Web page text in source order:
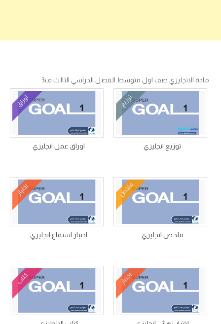
مادة الانجليزي صف اول متوسط الفصل الدراسي الثالث ف3
توزيع
توزيع انجليزي
أوراق
اوراق عمل انجليزي
ملخص
ملخص انجليزي
اختبار
اختبار استماع انجليزي
اختبار كتاب